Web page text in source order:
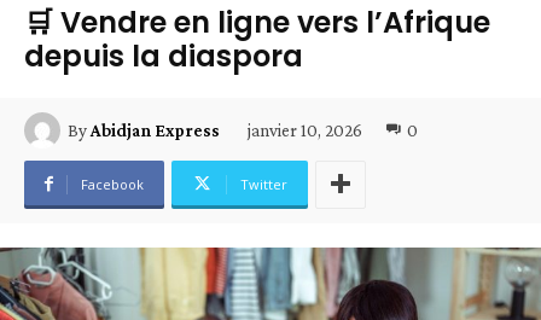
🛒 Vendre en ligne vers l’Afrique
depuis la diaspora
ByAbidjan Express janvier 10, 2026 0
Facebook Twitter